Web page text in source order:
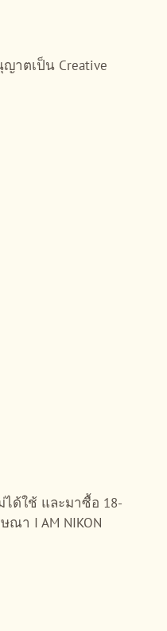
าตเป็น Creative
ได้ใช้ และมาซื้อ 18-
า I AM NIKON